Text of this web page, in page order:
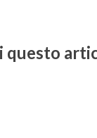
questo